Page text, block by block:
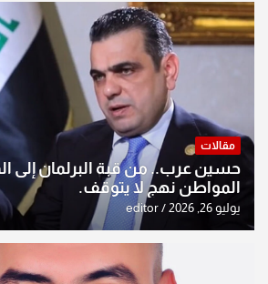
مقالات
حسين عرب.. من قبة البرلمان إلى
المواطن نهج لا يتوقف.
يوليو 26, 2026 editor